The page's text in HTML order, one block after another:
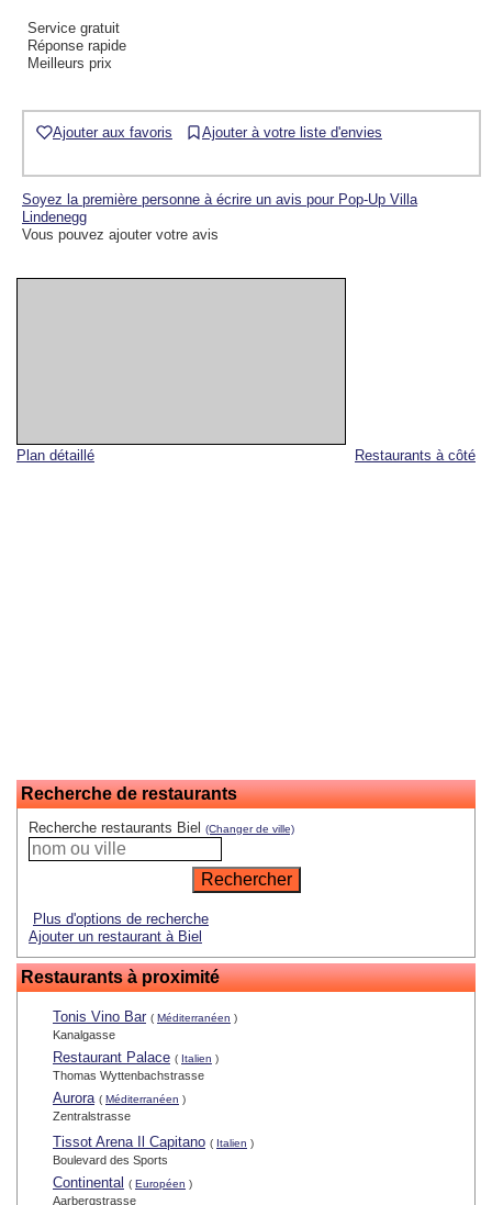
Restaurants à côté
Plan détaillé
Recherche de restaurants
Recherche restaurants Biel (Changer de ville)
Plus d'options de recherche
Ajouter un restaurant à Biel
Restaurants à proximité
Tonis Vino Bar ( Méditerranéen )
Kanalgasse
Restaurant Palace ( Italien )
Thomas Wyttenbachstrasse
Aurora ( Méditerranéen )
Zentralstrasse
Tissot Arena Il Capitano ( Italien )
Boulevard des Sports
Continental ( Européen )
Aarbergstrasse
Service gratuit
Réponse rapide
Meilleurs prix
Ajouter aux favoris Ajouter à votre liste d'envies
Soyez la première personne à écrire un avis pour Pop-Up Villa
Lindenegg
Vous pouvez ajouter votre avis